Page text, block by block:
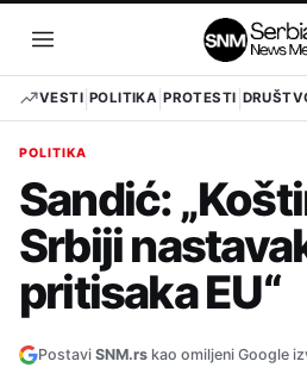
sadržaj
Otvori
meni
VESTI POLITIKA PROTESTI
POLITIKA
Sandić:
Srbiji
pritisaka EU“
Postavi SNM.rs kao omiljeni Google